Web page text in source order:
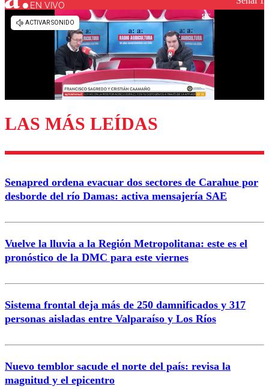
Los comentarios son moderados para garantizar un
diálogo respetuoso.
Enviar comentario
EN VIVO
LAS MÁS LEÍDAS
Senapred ordena evacuar dos sectores de Carahue por
desborde del río Damas: activa mensajería SAE
Vuelve la lluvia a la Región Metropolitana: este es el
pronóstico de la DMC para este viernes
Sistema frontal deja más de 250 damnificados y 317
personas aisladas entre Valparaíso y Los Ríos
Nuevo temblor sacude el norte del país: revisa la
magnitud y el epicentro